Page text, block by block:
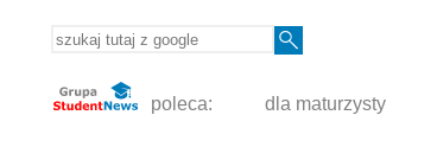
poleca: dla maturzysty